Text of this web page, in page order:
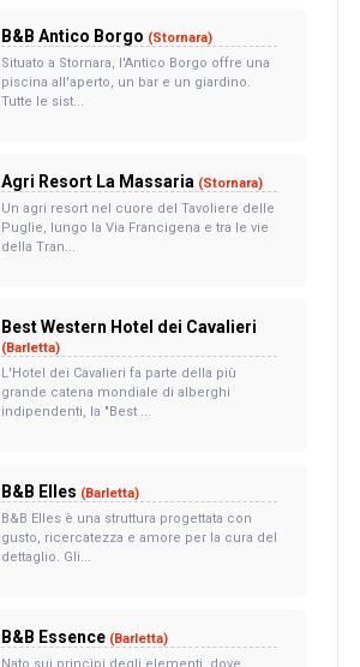
B&B Antico Borgo (Stornara)
Situato a Stornara, l'Antico Borgo offre una
piscina all'aperto, un bar e un giardino.
Tutte le sist...
Agri Resort La Massaria (Stornara)
Un agri resort nel cuore del Tavoliere delle
Puglie, lungo la Via Francigena e tra le vie
della Tran...
Best Western Hotel dei Cavalieri
(Barletta)
L'Hotel dei Cavalieri fa parte della più
grande catena mondiale di alberghi
indipendenti, la "Best ...
B&B Elles (Barletta)
B&B Elles è una struttura progettata con
gusto, ricercatezza e amore per la cura del
dettaglio. Gli...
B&B Essence (Barletta)
Nato sui princìpi degli elementi, dove